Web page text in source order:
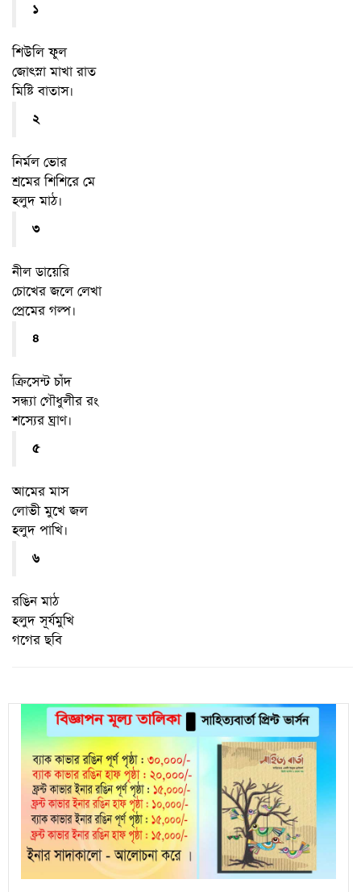
১
শিউলি ফুল
জোৎস্না মাখা রাত
মিষ্টি বাতাস।
২
নির্মল ভোর
শ্রমের শিশিরে মে
হলুদ মাঠ।
৩
নীল ডায়েরি
চোখের জলে লেখা
প্রেমের গল্প।
৪
ক্রিসেন্ট চাঁদ
সন্ধ্যা গৌধুলীর রং
শস্যের ঘ্রাণ।
৫
আমের মাস
লোভী মুখে জল
হলুদ পাখি।
৬
রঙিন মাঠ
হলুদ সূর্যমুখি
গগের ছবি